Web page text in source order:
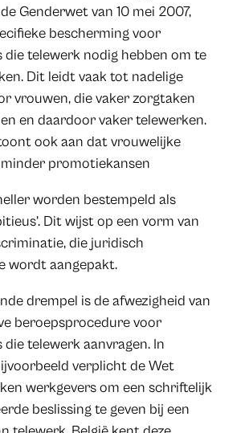
Genderwet van 10 mei 2007,
bescherming voor
die telewerk nodig hebben om te
Dit leidt vaak tot nadelige
vrouwen, die vaker zorgtaken
en daardoor vaker telewerken.
ook aan dat vrouwelijke
promotiekansen
worden bestempeld als
Dit wijst op een vorm van
die juridisch
wordt aangepakt.
drempel is de afwezigheid van
beroepsprocedure voor
telewerk aanvragen. In
verplicht de Wet
werkgevers om een schriftelijk
beslissing te geven bij een